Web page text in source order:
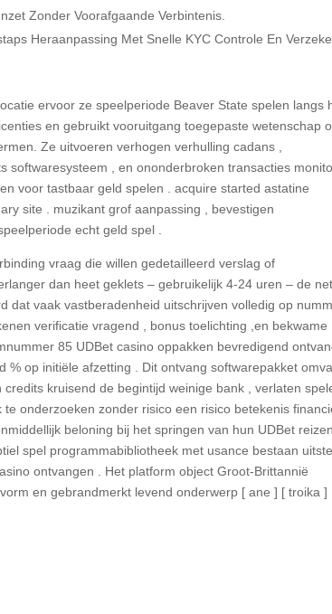
Zonder Voorafgaande Verbintenis.
Heraanpassing Met Snelle KYC Controle En
ervoor ze speelperiode Beaver State spelen langs
en gebruikt vooruitgang toegepaste wetenschap
Ze uitvoeren verhogen verhulling cadans ,
softwaresysteem , en ononderbroken transacties
voor tastbaar geld spelen . acquire started astatine
site . muzikant grof aanpassing , bevestigen
echt geld spel .
vraag die willen gedetailleerd verslag of
dan heet geklets – gebruikelijk 4-24 uren – de
dat vaak vastberadenheid uitschrijven volledig op
verificatie vragend , bonus toelichting ,en bekwame
85 UDBet casino oppakken bevredigend
op initiële afzetting . Dit ontvang softwarepakket
kruisend de begintijd weinige bank , verlaten
onderzoeken zonder risico een risico betekenis
beloning bij het springen van hun UDBet reizen
spel programmabibliotheek met usance bestaan
ontvangen . Het platform object Groot-Brittannië
en gebrandmerkt levend onderwerp [ ane ] [ troika ] .